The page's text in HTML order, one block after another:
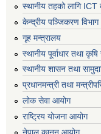
स्थानीय तहको लागि ICT
केन्द्रीय पञ्जिकरण विभाग
गृह मन्त्रालय
स्थानीय पूर्वाधार तथा
स्थानीय शासन तथा
प्रधानमन्त्री तथा
लोक सेवा आयोग
राष्ट्रिय योजना आयोग
नेपाल कानुन आयोग